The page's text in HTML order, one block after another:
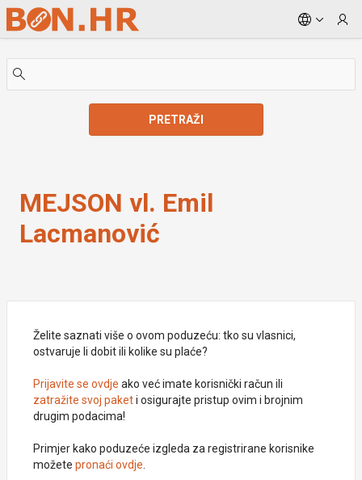
Skip to Main Content
PRETRAŽI
MEJSON vl. Emil
Lacmanović
Želite saznati više o ovom poduzeću: tko su vlasnici,
ostvaruje li dobit ili kolike su plaće?
Prijavite se ovdje ako već imate korisnički račun ili
zatražite svoj paketi osigurajte pristup ovim i brojnim
drugim podacima!
Primjer kako poduzeće izgleda za registrirane korisnike
možete pronaći ovdje